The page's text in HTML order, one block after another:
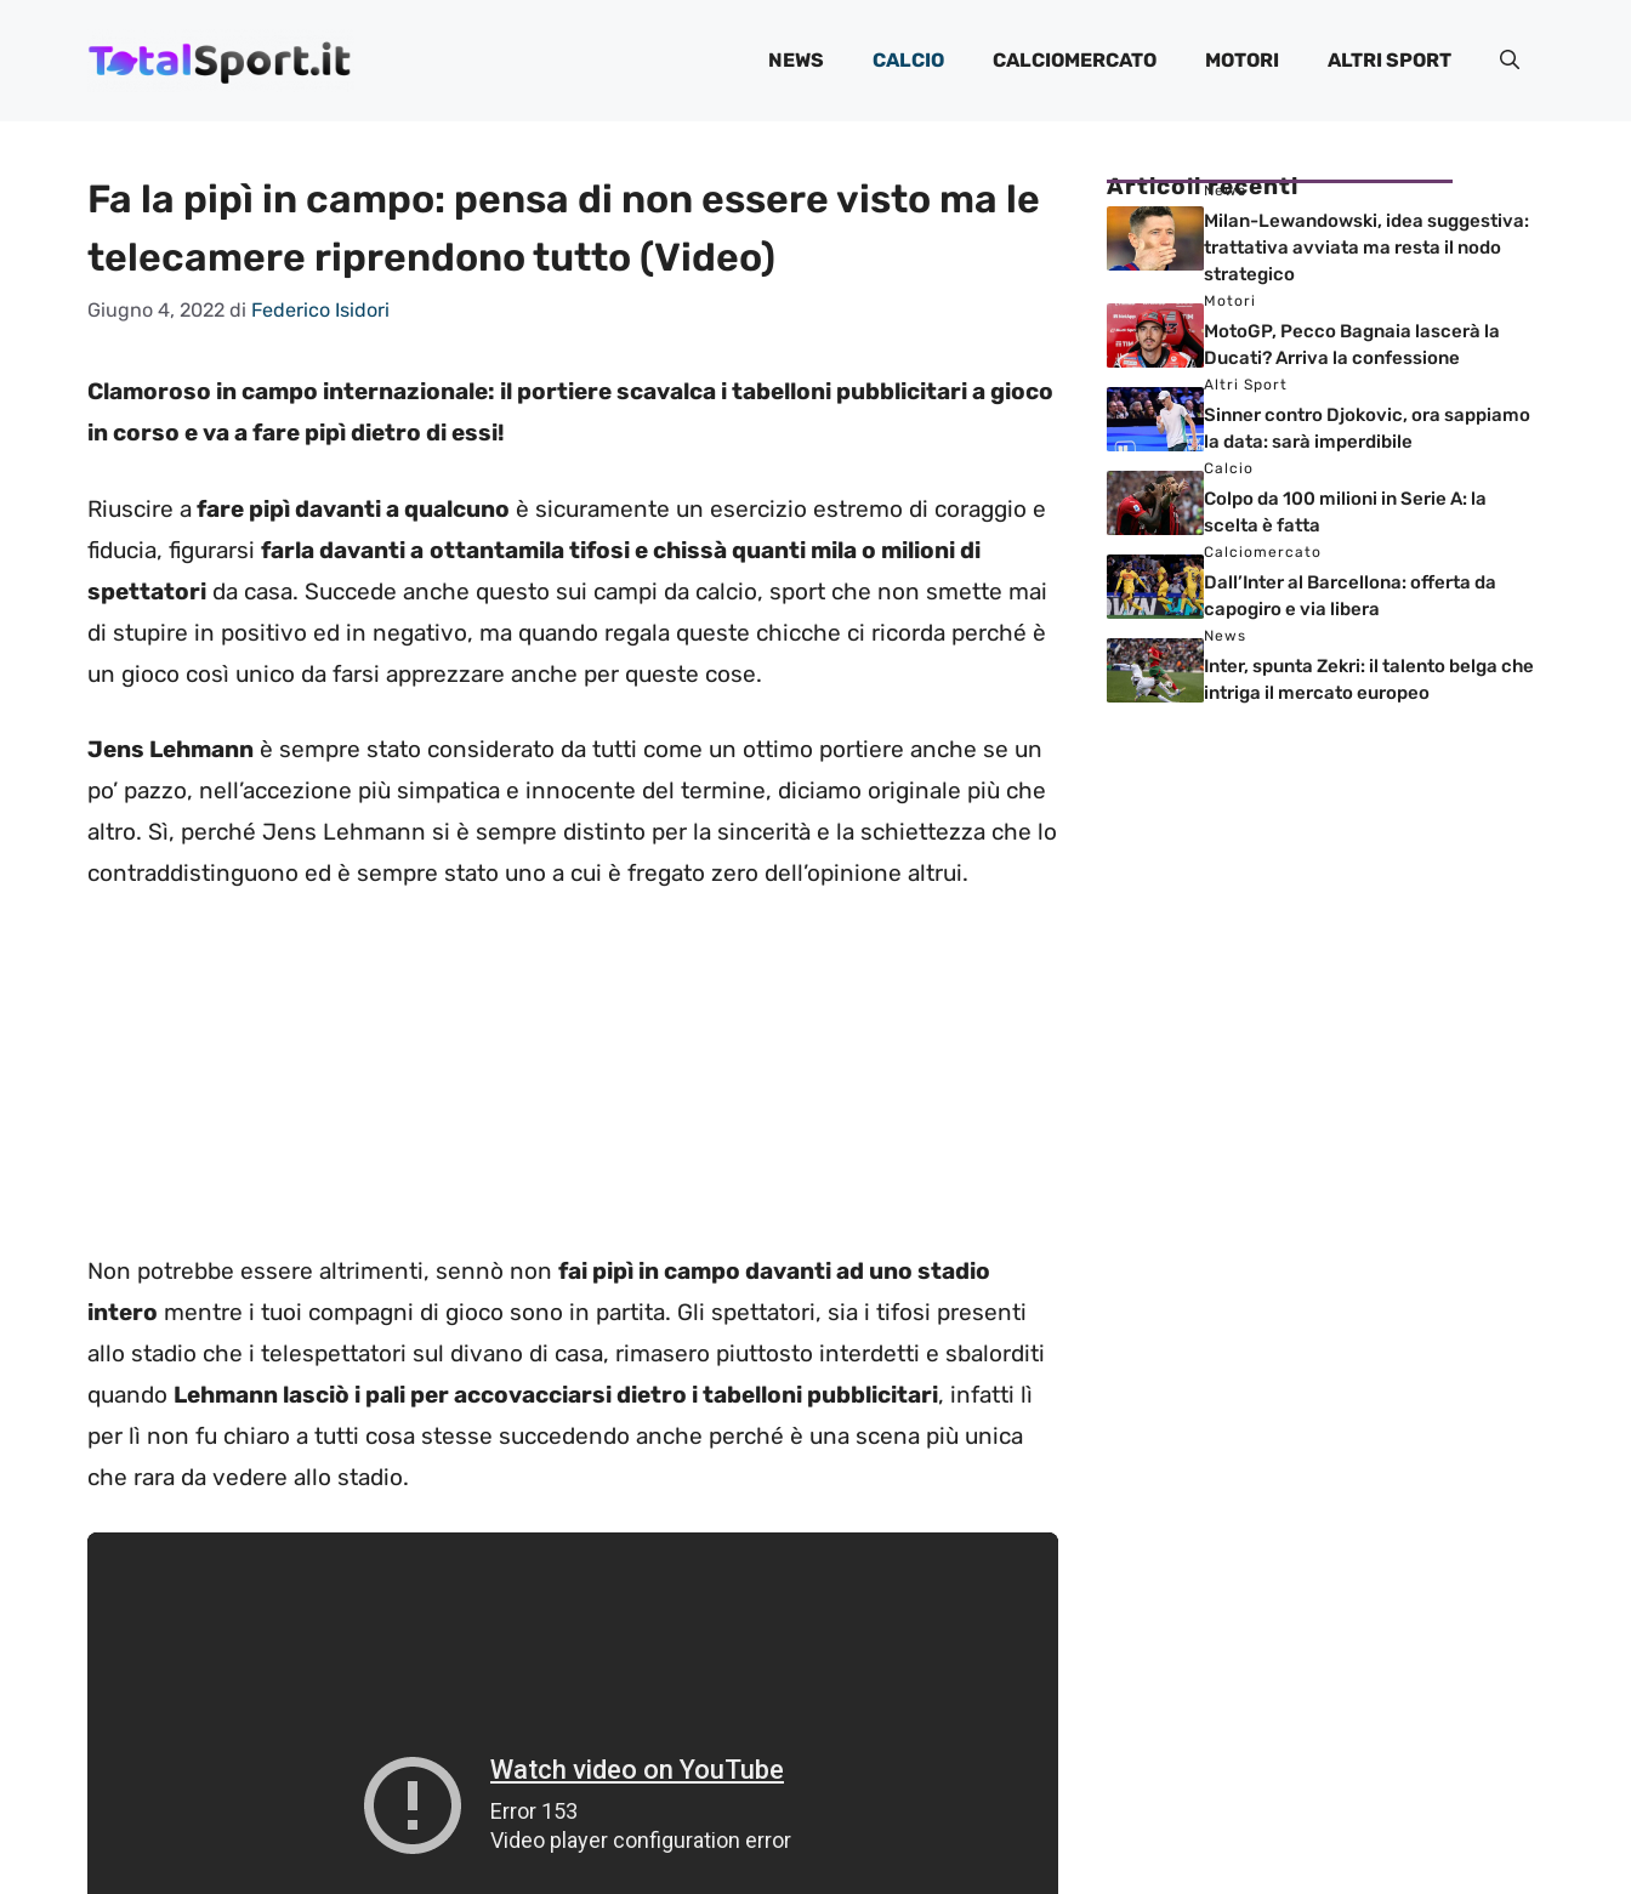
NEWS CALCIO CALCIOMERCATO MOTORI ALTRI SPORT
Fa la pipì in campo: pensa di non essere visto ma le
telecamere riprendono tutto (Video)
Giugno 4, 2022 di Federico Isidori
Clamoroso in campo internazionale: il portiere scavalca i tabelloni pubblicitari a gioco
in corso e va a fare pipì dietro di essi!
Riuscire afare pipì davanti a qualcuno è sicuramente un esercizio estremo di coraggio e
fiducia, figurarsi farla davanti a ottantamila tifosi e chissà quanti mila o milioni di
spettatori da casa. Succede anche questo sui campi da calcio, sport che non smette mai
di stupire in positivo ed in negativo, ma quando regala queste chicche ci ricorda perché è
un gioco così unico da farsi apprezzare anche per queste cose.
Jens Lehmann è sempre stato considerato da tutti come un ottimo portiere anche se un
po’ pazzo, nell’accezione più simpatica e innocente del termine, diciamo originale più che
altro. Sì, perché Jens Lehmann si è sempre distinto per la sincerità e la schiettezza che lo
contraddistinguono ed è sempre stato uno a cui è fregato zero dell’opinione altrui.
Non potrebbe essere altrimenti, sennò non fai pipì in campo davanti ad uno stadio
intero mentre i tuoi compagni di gioco sono in partita. Gli spettatori, sia i tifosi presenti
allo stadio che i telespettatori sul divano di casa, rimasero piuttosto interdetti e sbalorditi
quando Lehmann lasciò i pali per accovacciarsi dietro i tabelloni pubblicitari, infatti lì
per lì non fu chiaro a tutti cosa stesse succedendo anche perché è una scena più unica
che rara da vedere allo stadio.
Articoli recenti
News
Milan-Lewandowski, idea suggestiva:
trattativa avviata ma resta il nodo
strategico
Motori
MotoGP, Pecco Bagnaia lascerà la
Ducati? Arriva la confessione
Altri Sport
Sinner contro Djokovic, ora sappiamo
la data: sarà imperdibile
Calcio
Colpo da 100 milioni in Serie A: la
scelta è fatta
Calciomercato
Dall’Inter al Barcellona: offerta da
capogiro e via libera
News
Inter, spunta Zekri: il talento belga che
intriga il mercato europeo